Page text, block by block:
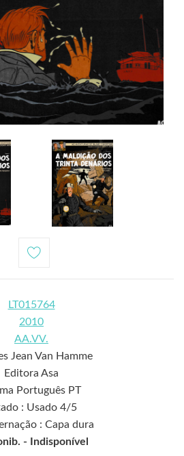
LT015764
2010
AA.VV.
Jean Van Hamme
Editora Asa
Português PT
: Usado 4/5
: Capa dura
-
Indisponível